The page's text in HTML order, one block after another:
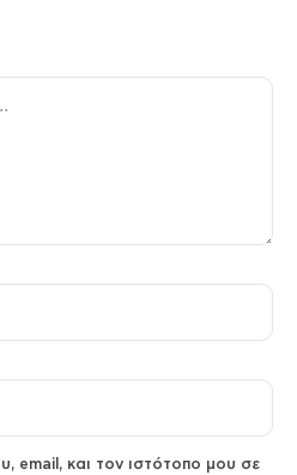
email, και τον ιστότοπο μου σε